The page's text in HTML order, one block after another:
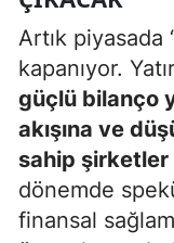
Artık piyasada
kapanıyor.
güçlü bilanço
akışına ve
sahip şirketler
dönemde
finansal